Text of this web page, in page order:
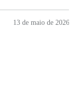
13 de maio de 2026